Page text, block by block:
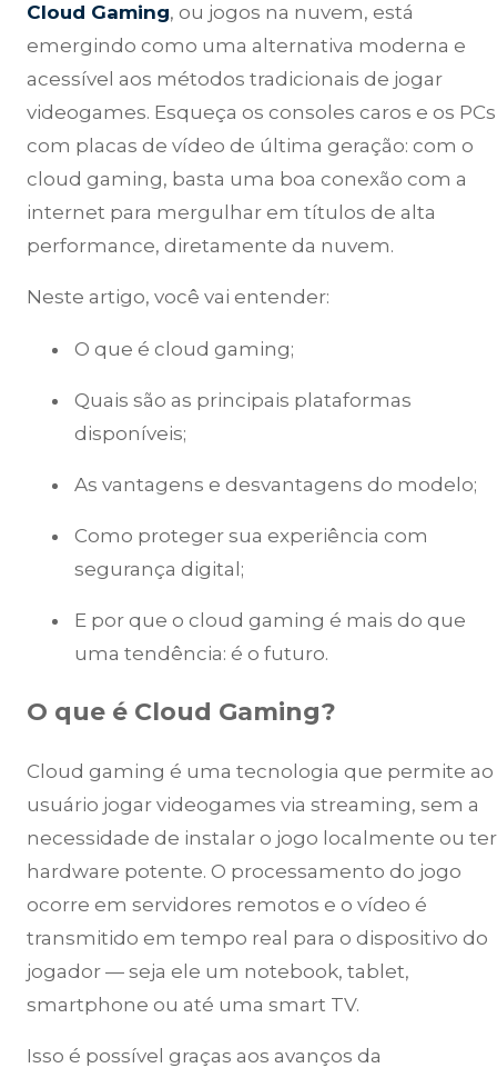
Cloud Gaming, ou jogos na nuvem, está
emergindo como uma alternativa moderna e
acessível aos métodos tradicionais de jogar
videogames. Esqueça os consoles caros e os PCs
com placas de vídeo de última geração: com o
cloud gaming, basta uma boa conexão com a
internet para mergulhar em títulos de alta
performance, diretamente da nuvem.
Neste artigo, você vai entender:
O que é cloud gaming;
Quais são as principais plataformas
disponíveis;
As vantagens e desvantagens do modelo;
Como proteger sua experiência com
segurança digital;
E por que o cloud gaming é mais do que
uma tendência: é o futuro.
O que é Cloud Gaming?
Cloud gaming é uma tecnologia que permite ao
usuário jogar videogames via streaming, sem a
necessidade de instalar o jogo localmente ou ter
hardware potente. O processamento do jogo
ocorre em servidores remotos e o vídeo é
transmitido em tempo real para o dispositivo do
jogador — seja ele um notebook, tablet,
smartphone ou até uma smart TV.
Isso é possível graças aos avanços da